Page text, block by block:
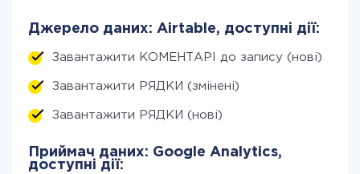
Джерело даних: Airtable, доступні дії:
Завантажити КОМЕНТАРІ до запису (нові)
Завантажити РЯДКИ (змінені)
Завантажити РЯДКИ (нові)
Приймач даних: Google Analytics,
доступні дії: